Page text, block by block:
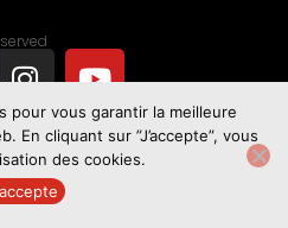
pour vous garantir la meilleure
En cliquant sur ”J’accepte”, vous
des cookies.